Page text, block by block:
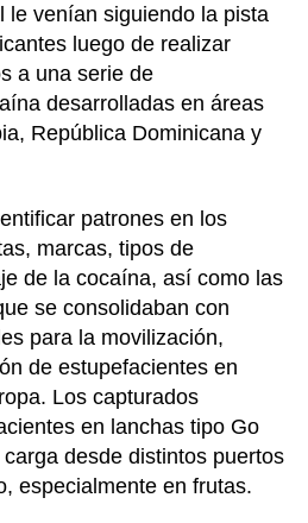
le venían siguiendo la pista
luego de realizar
a una serie de
desarrolladas en áreas
República Dominicana y
patrones en los
marcas, tipos de
de la cocaína, así como las
se consolidaban con
para la movilización,
de estupefacientes en
Los capturados
en lanchas tipo Go
desde distintos puertos
especialmente en frutas.